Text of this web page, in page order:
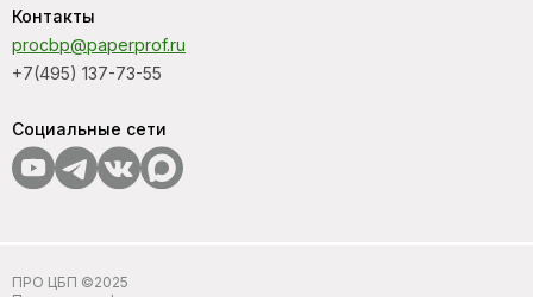
Контакты
procbp@paperprof.ru
+7(495) 137-73-55
Социальные сети
ПРО ЦБП ©2025